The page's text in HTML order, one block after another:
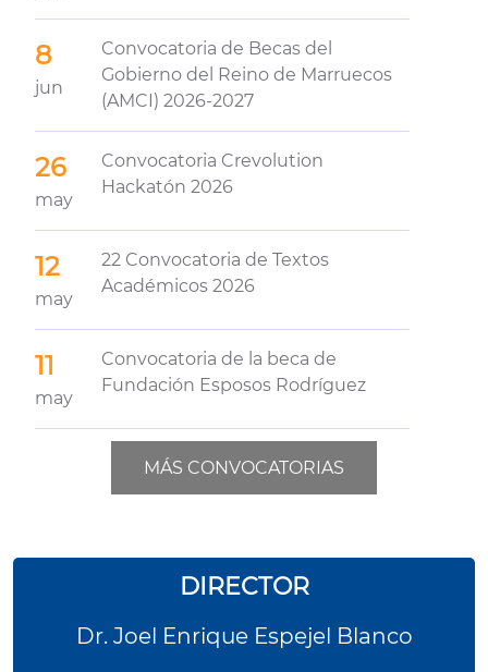
8
jun
Convocatoria de Becas del
Gobierno del Reino de Marruecos
(AMCI) 2026-2027
26
may
Convocatoria Crevolution
Hackatón 2026
12
may
22 Convocatoria de Textos
Académicos 2026
11
may
Convocatoria de la beca de
Fundación Esposos Rodríguez
MÁS CONVOCATORIAS
DIRECTOR
Dr. Joel Enrique Espejel Blanco